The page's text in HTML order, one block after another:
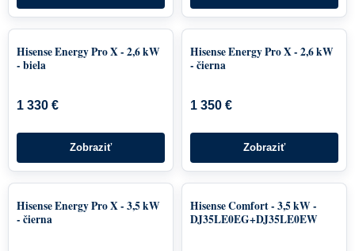
Hisense Energy Pro X - 2,6 kW
- biela
1 330 €
Zobraziť
Hisense Energy Pro X - 2,6 kW
- čierna
1 350 €
Zobraziť
Hisense Energy Pro X - 3,5 kW
- čierna
Hisense Comfort - 3,5 kW -
DJ35LE0EG+DJ35LE0EW